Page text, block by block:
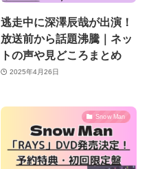
逃走中に深澤辰哉が出演！
放送前から話題沸騰｜ネッ
トの声や見どころまとめ
2025年4月26日
Snow Man